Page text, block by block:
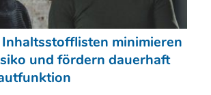
minimieren
und fördern dauerhaft